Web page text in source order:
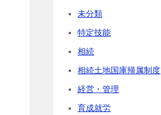
未分類
特定技能
相続
相続土地国庫帰属制度
経営・管理
育成就労